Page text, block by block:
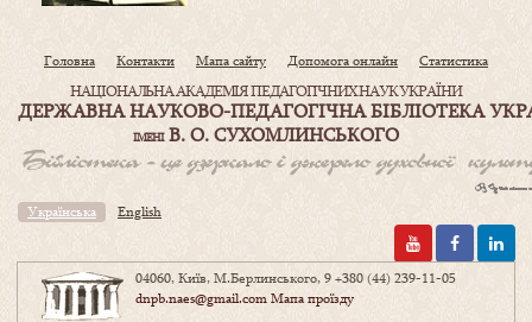
Головна Контакти Мапа сайту Допомога онлайн Статистика
НАЦІОНАЛЬНА АКАДЕМІЯ ПЕДАГОГІЧНИХ НАУК УКРАЇНИ
ДЕРЖАВНА НАУКОВО-ПЕДАГОГІЧНА БІБЛІОТЕКА
ІМЕНІВ. О. СУХОМЛИНСЬКОГО
Українська English
04060, Київ, М.Берлинського, 9+380 (44) 239-11-05
dnpb.naes@gmail.comМапа проїзду